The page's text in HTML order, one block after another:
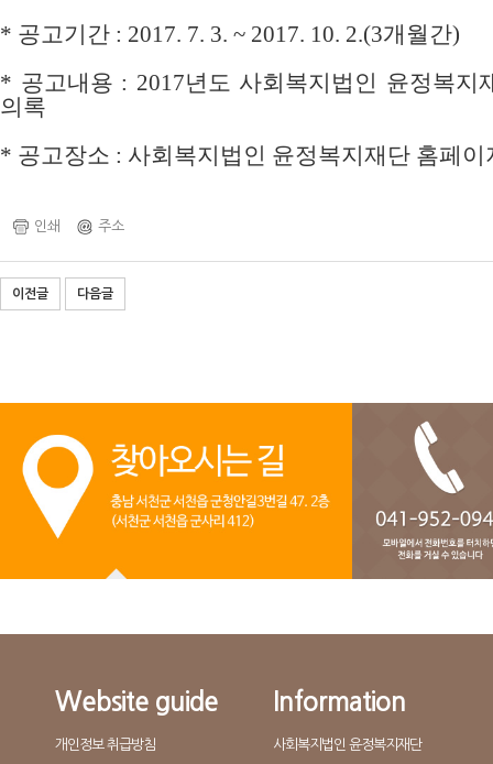
* 공고기간 : 2017. 7. 3. ~ 2017. 10. 2.(3개월 간)
* 공고내용 : 2017년도 사회복지법인 윤정복지
의록
* 공고장소 : 사회복지법인 윤정복지재단 홈페이
인쇄 주소
이전글 다음글
Website guide
개인정보 취급방침
Information
사회복지법인 윤정복지재단